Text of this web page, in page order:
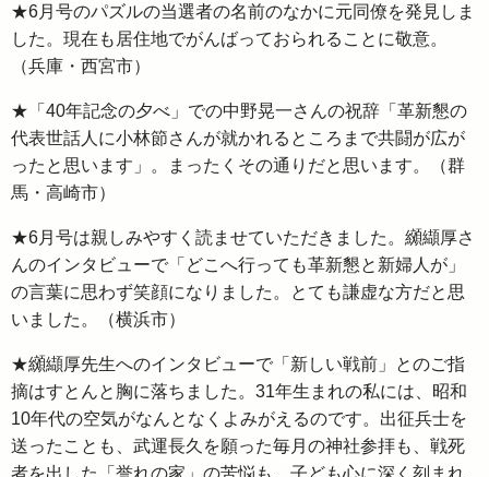
★6月号のパズルの当選者の名前のなかに元同僚を発見しま
した。現在も居住地でがんばっておられることに敬意。
（兵庫・西宮市）
★「40年記念の夕べ」での中野晃一さんの祝辞「革新懇の
代表世話人に小林節さんが就かれるところまで共闘が広が
ったと思います」。まったくその通りだと思います。（群
馬・高崎市）
★6月号は親しみやすく読ませていただきました。纐纈厚さ
んのインタビューで「どこへ行っても革新懇と新婦人が」
の言葉に思わず笑顔になりました。とても謙虚な方だと思
いました。（横浜市）
★纐纈厚先生へのインタビューで「新しい戦前」とのご指
摘はすとんと胸に落ちました。31年生まれの私には、昭和
10年代の空気がなんとなくよみがえるのです。出征兵士を
送ったことも、武運長久を願った毎月の神社参拝も、戦死
者を出した「誉れの家」の苦悩も。子ども心に深く刻まれ